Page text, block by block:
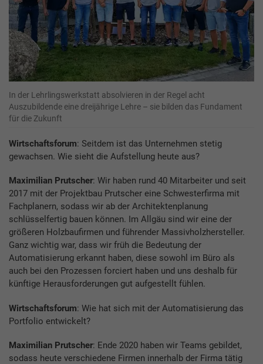
In der Lehrlingswerkstatt absolvieren in der Regel acht
Auszubildende eine dreijährige Lehre – sie bilden das Fundament
für die Zukunft
Wirtschaftsforum: Seitdem ist das Unternehmen stetig
gewachsen. Wie sieht die Aufstellung heute aus?
Maximilian Prutscher: Wir haben rund 40 Mitarbeiter und seit
2017 mit der Projektbau Prutscher eine Schwesterfirma mit
Fachplanern, sodass wir ab der Architektenplanung
schlüsselfertig bauen können. Im Allgäu sind wir eine der
größeren Holzbaufirmen und führender Massivholzhersteller.
Ganz wichtig war, dass wir früh die Bedeutung der
Automatisierung erkannt haben, diese sowohl im Büro als
auch bei den Prozessen forciert haben und uns deshalb für
künftige Herausforderungen gut aufgestellt fühlen.
Wirtschaftsforum: Wie hat sich mit der Automatisierung das
Portfolio entwickelt?
Maximilian Prutscher: Ende 2020 haben wir Teams gebildet,
sodass heute verschiedene Firmen innerhalb der Firma tätig